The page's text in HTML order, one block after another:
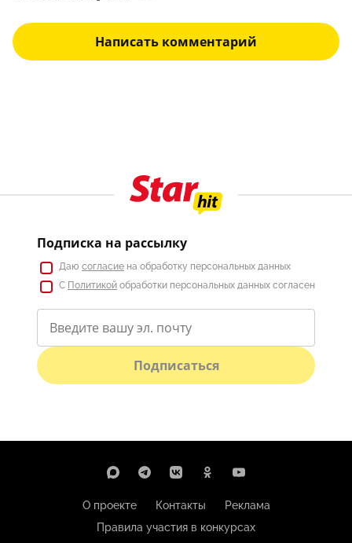
Написать комментарий
Подписка на рассылку
Даю согласие на обработку персональных данных
С Политикой обработки персональных данных согласен
Подписаться
О проекте Контакты
Реклама
Правила участия в конкурсах